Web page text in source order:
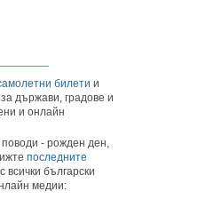
билети и
държави, градове и
и онлайн
поводи - рожден ден,
последните
всички български
медии: